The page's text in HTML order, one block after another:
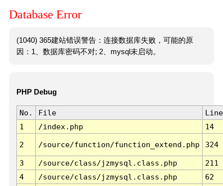
Database Error
(1040) 365建站错误警告：连接数据库失败，可能的原
因：1、数据库密码不对; 2、mysql未启动。
PHP Debug
No. File
Line
1
/index.php 14
2 /source/function/function_extend.php 324
3 /source/class/jzmysql.class.php
211
4
/source/class/jzmysql.class.php
62